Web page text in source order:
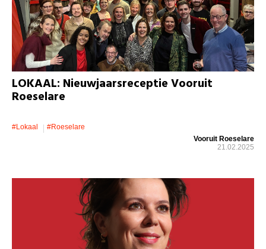
LOKAAL: Nieuwjaarsreceptie Vooruit
Roeselare
#lokaal
#roeselare
Vooruit Roeselare
21.02.2025